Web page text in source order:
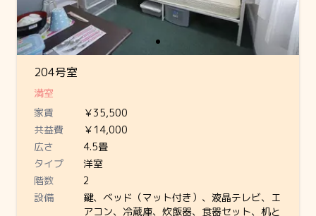
204号室
満室
家賃
￥35,500
共益費
￥14,000
広さ
4.5畳
タイプ
洋室
階数
2
設備
鍵、ベッド（マット付き）、液晶テレビ、エ
アコン、冷蔵庫、炊飯器、食器セット、机と